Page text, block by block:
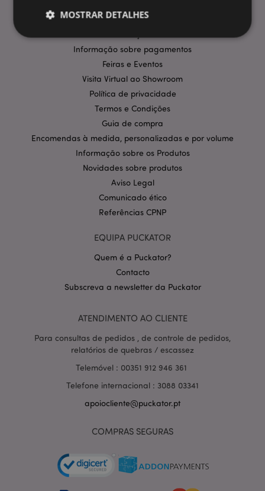
Entregas e Envios
Informação sobre pagamentos
Feiras e Eventos
Visita Virtual ao Showroom
Política de privacidade
Termos e Condições
Guia de compra
Encomendas à medida, personalizadas e por volume
Informação sobre os Produtos
Novidades sobre produtos
Aviso Legal
Comunicado ético
Referências CPNP
EQUIPA PUCKATOR
Quem é a Puckator?
Contacto
Subscreva a newsletter da Puckator
ATENDIMENTO AO CLIENTE
Para consultas de pedidos , de controle de pedidos,
relatórios de quebras / escassez
Telemóvel : 00351 912 946 361
Telefone internacional : 3088 03341
apoiocliente@puckator.pt
COMPRAS SEGURAS
MOSTRAR DETALHES
Estritamente necessários
Desempenho
Segmentação
Funcionalidade
Os cookies estritamente necessários permitem
funcionalidades centrais do website, tais como login
de utilizador e gestão de conta. O sítio web não
pode ser utilizado correctamente sem os cookies
estritamente necessários.
Provider
CookieScriptConsent
mage-cache-storage-section-
invalidation
Adobe Inc.
PHPSESSID